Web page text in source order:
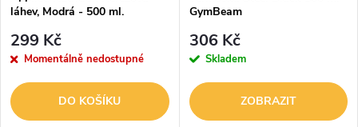
p
r
o
p
r
o
láhev, Modrá - 500 ml.
299 Kč
Momentálně nedostupné
DO KOŠÍKU
GymBeam
306 Kč
Skladem
ZOBRAZIT